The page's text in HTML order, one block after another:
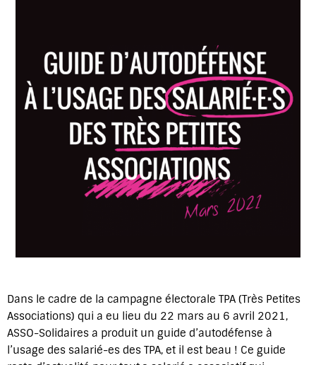
Dans le cadre de la campagne électorale TPA (Très Petites
Associations) qui a eu lieu du 22 mars au 6 avril 2021,
ASSO-Solidaires a produit un guide d’autodéfense à
l’usage des salarié-es des TPA, et il est beau ! Ce guide